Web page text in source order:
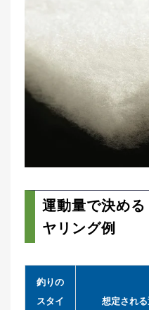
運動量で決め
ヤリング例
釣りの
スタイ
想定され